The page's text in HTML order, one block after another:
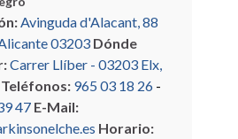
Avinguda d'Alacant, 88
03203 Dónde
Carrer Llíber - 03203 Elx,
Teléfonos: 965 03 18 26-
47 E-Mail:
Horario: